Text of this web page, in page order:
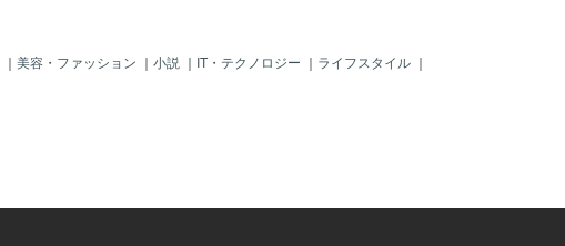
｜ 美容・ファッション ｜ 小説 ｜ IT・テクノロジー ｜ ライフスタイル ｜